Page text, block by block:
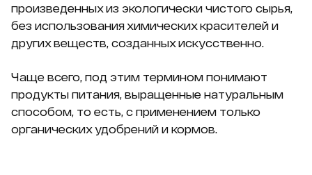
произведенных из экологически чистого сырья,
без использования химических красителей и
других веществ, созданных искусственно.
Чаще всего, под этим термином понимают
продукты питания, выращенные натуральным
способом, то есть, с применением только
органических удобрений и кормов.